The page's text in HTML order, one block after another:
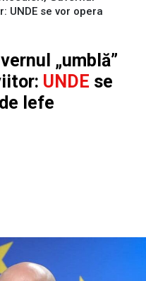
UNDE se vor opera
„umblă”
UNDE se
lefe